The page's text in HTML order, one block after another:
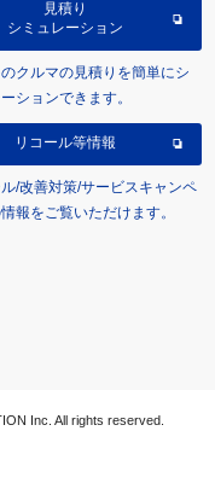
見積り
シミュレーション
クルマの見積りを簡単にシ
ションできます。
リコール等情報
/改善対策/サービスキャンペ
報をご覧いただけます。
Inc. All rights reserved.